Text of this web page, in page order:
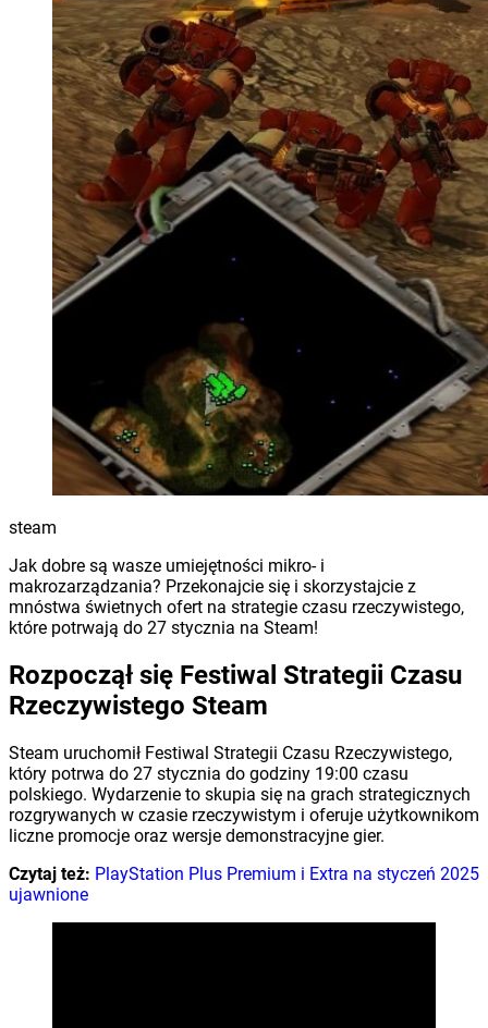
steam
Jak dobre są wasze umiejętności mikro- i
makrozarządzania? Przekonajcie się i skorzystajcie z
mnóstwa świetnych ofert na strategie czasu rzeczywistego,
które potrwają do 27 stycznia na Steam!
Rozpoczął się Festiwal Strategii Czasu
Rzeczywistego Steam
Steam uruchomił Festiwal Strategii Czasu Rzeczywistego,
który potrwa do 27 stycznia do godziny 19:00 czasu
polskiego. Wydarzenie to skupia się na grach strategicznych
rozgrywanych w czasie rzeczywistym i oferuje użytkownikom
liczne promocje oraz wersje demonstracyjne gier.
Czytaj też: PlayStation Plus Premium i Extra na styczeń 2025
ujawnione